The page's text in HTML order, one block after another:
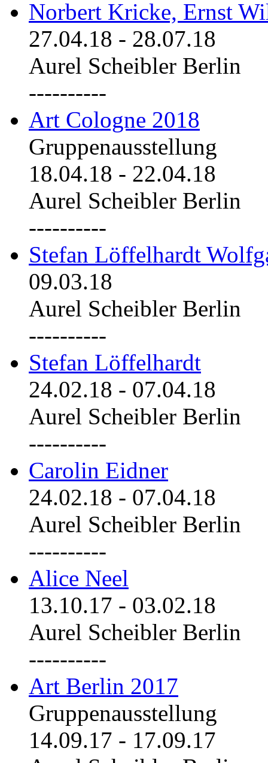
Norbert Kricke, Ernst
27.04.18 - 28.07.18
Aurel Scheibler Berlin
----------
Art Cologne 2018
Gruppenausstellung
18.04.18 - 22.04.18
Aurel Scheibler Berlin
----------
Stefan Löffelhardt
09.03.18
Aurel Scheibler Berlin
----------
Stefan Löffelhardt
24.02.18 - 07.04.18
Aurel Scheibler Berlin
----------
Carolin Eidner
24.02.18 - 07.04.18
Aurel Scheibler Berlin
----------
Alice Neel
13.10.17 - 03.02.18
Aurel Scheibler Berlin
----------
Art Berlin 2017
Gruppenausstellung
14.09.17 - 17.09.17